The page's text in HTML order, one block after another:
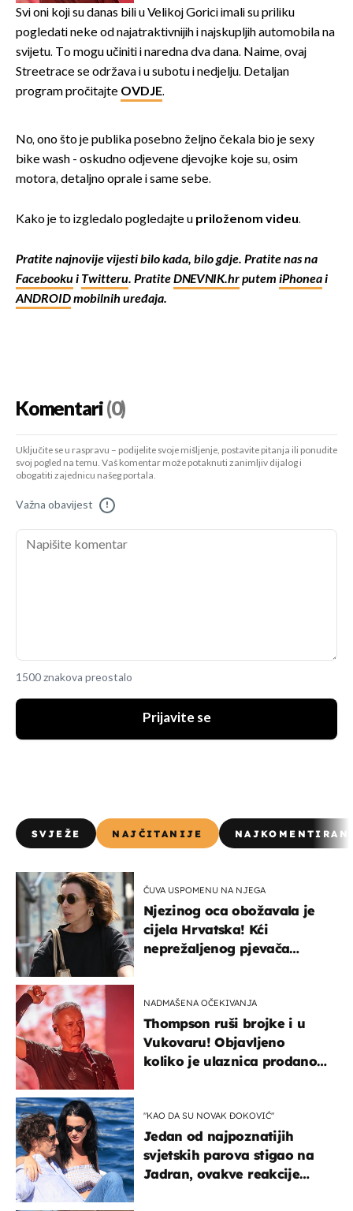
Svi oni koji su danas bili u Velikoj Gorici imali su priliku
pogledati neke od najatraktivnijih i najskupljih automobila na
svijetu. To mogu učiniti i naredna dva dana. Naime, ovaj
Streetrace se održava i u subotu i nedjelju. Detaljan
program pročitajte OVDJE.
No, ono što je publika posebno željno čekala bio je sexy
bike wash - oskudno odjevene djevojke koje su, osim
motora, detaljno oprale i same sebe.
Kako je to izgledalo pogledajte u priloženom videu.
Pratite najnovije vijesti bilo kada, bilo gdje. Pratite nas na
Facebookui Twitteru. PratiteDNEVNIK.hrputem iPhoneai
ANDROIDmobilnih uređaja.
Komentari(0)
Uključite se u raspravu – podijelite svoje mišljenje, postavite pitanja ili ponudite
svoj pogled na temu. Vaš komentar može potaknuti zanimljiv dijalog i
obogatiti zajednicu našeg portala.
Važna obavijest !
1500 znakova preostalo
Prijavite se
SVJEŽE NAJČITANIJE
ČUVA USPOMENU NA NJEGA
Njezinog oca obožavala je
cijela Hrvatska! Kći
neprežaljenog pjevača
NADMAŠENA OČEKIVANJA
Thompson ruši brojke i u
Vukovaru! Objavljeno
koliko je ulaznica prodano
"KAO DA SU NOVAK ĐOKOVIĆ"
Jedan od najpoznatijih
svjetskih parova stigao na
Jadran, ovakve reakcije